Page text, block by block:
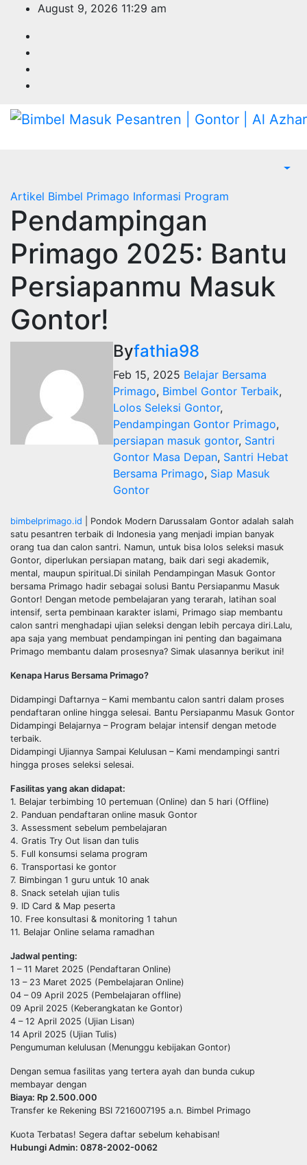
content
August 9, 2026 11:29 am
Artikel Bimbel Primago Informasi Program
Pendampingan
Primago 2025: Bantu
Persiapanmu Masuk
Gontor!
Byfathia98
Feb 15, 2025 Belajar Bersama
Primago, Bimbel Gontor Terbaik,
Lolos Seleksi Gontor,
Pendampingan Gontor Primago,
persiapan masuk gontor, Santri
Gontor Masa Depan, Santri Hebat
Bersama Primago, Siap Masuk
Gontor
bimbelprimago.id | Pondok Modern Darussalam Gontor adalah salah
satu pesantren terbaik di Indonesia yang menjadi impian banyak
orang tua dan calon santri. Namun, untuk bisa lolos seleksi masuk
Gontor, diperlukan persiapan matang, baik dari segi akademik,
mental, maupun spiritual.Di sinilah Pendampingan Masuk Gontor
bersama Primago hadir sebagai solusi Bantu Persiapanmu Masuk
Gontor! Dengan metode pembelajaran yang terarah, latihan soal
intensif, serta pembinaan karakter islami, Primago siap membantu
calon santri menghadapi ujian seleksi dengan lebih percaya diri.Lalu,
apa saja yang membuat pendampingan ini penting dan bagaimana
Primago membantu dalam prosesnya? Simak ulasannya berikut ini!
Kenapa Harus Bersama Primago?
Didampingi Daftarnya – Kami membantu calon santri dalam proses
pendaftaran online hingga selesai. Bantu Persiapanmu Masuk Gontor
Didampingi Belajarnya – Program belajar intensif dengan metode
terbaik.
Didampingi Ujiannya Sampai Kelulusan – Kami mendampingi santri
hingga proses seleksi selesai.
Fasilitas yang akan didapat:
1. Belajar terbimbing 10 pertemuan (Online) dan 5 hari (Offline)
2. Panduan pendaftaran online masuk Gontor
3. Assessment sebelum pembelajaran
4. Gratis Try Out lisan dan tulis
5. Full konsumsi selama program
6. Transportasi ke gontor
7. Bimbingan 1 guru untuk 10 anak
8. Snack setelah ujian tulis
9. ID Card & Map peserta
10. Free konsultasi & monitoring 1 tahun
11. Belajar Online selama ramadhan
Jadwal penting:
1 – 11 Maret 2025 (Pendaftaran Online)
13 – 23 Maret 2025 (Pembelajaran Online)
04 – 09 April 2025 (Pembelajaran offline)
09 April 2025 (Keberangkatan ke Gontor)
4 – 12 April 2025 (Ujian Lisan)
14 April 2025 (Ujian Tulis)
Pengumuman kelulusan (Menunggu kebijakan Gontor)
Dengan semua fasilitas yang tertera ayah dan bunda cukup
membayar dengan
Biaya: Rp 2.500.000
Transfer ke Rekening BSI 7216007195 a.n. Bimbel Primago
Kuota Terbatas! Segera daftar sebelum kehabisan!
Hubungi Admin: 0878-2002-0062